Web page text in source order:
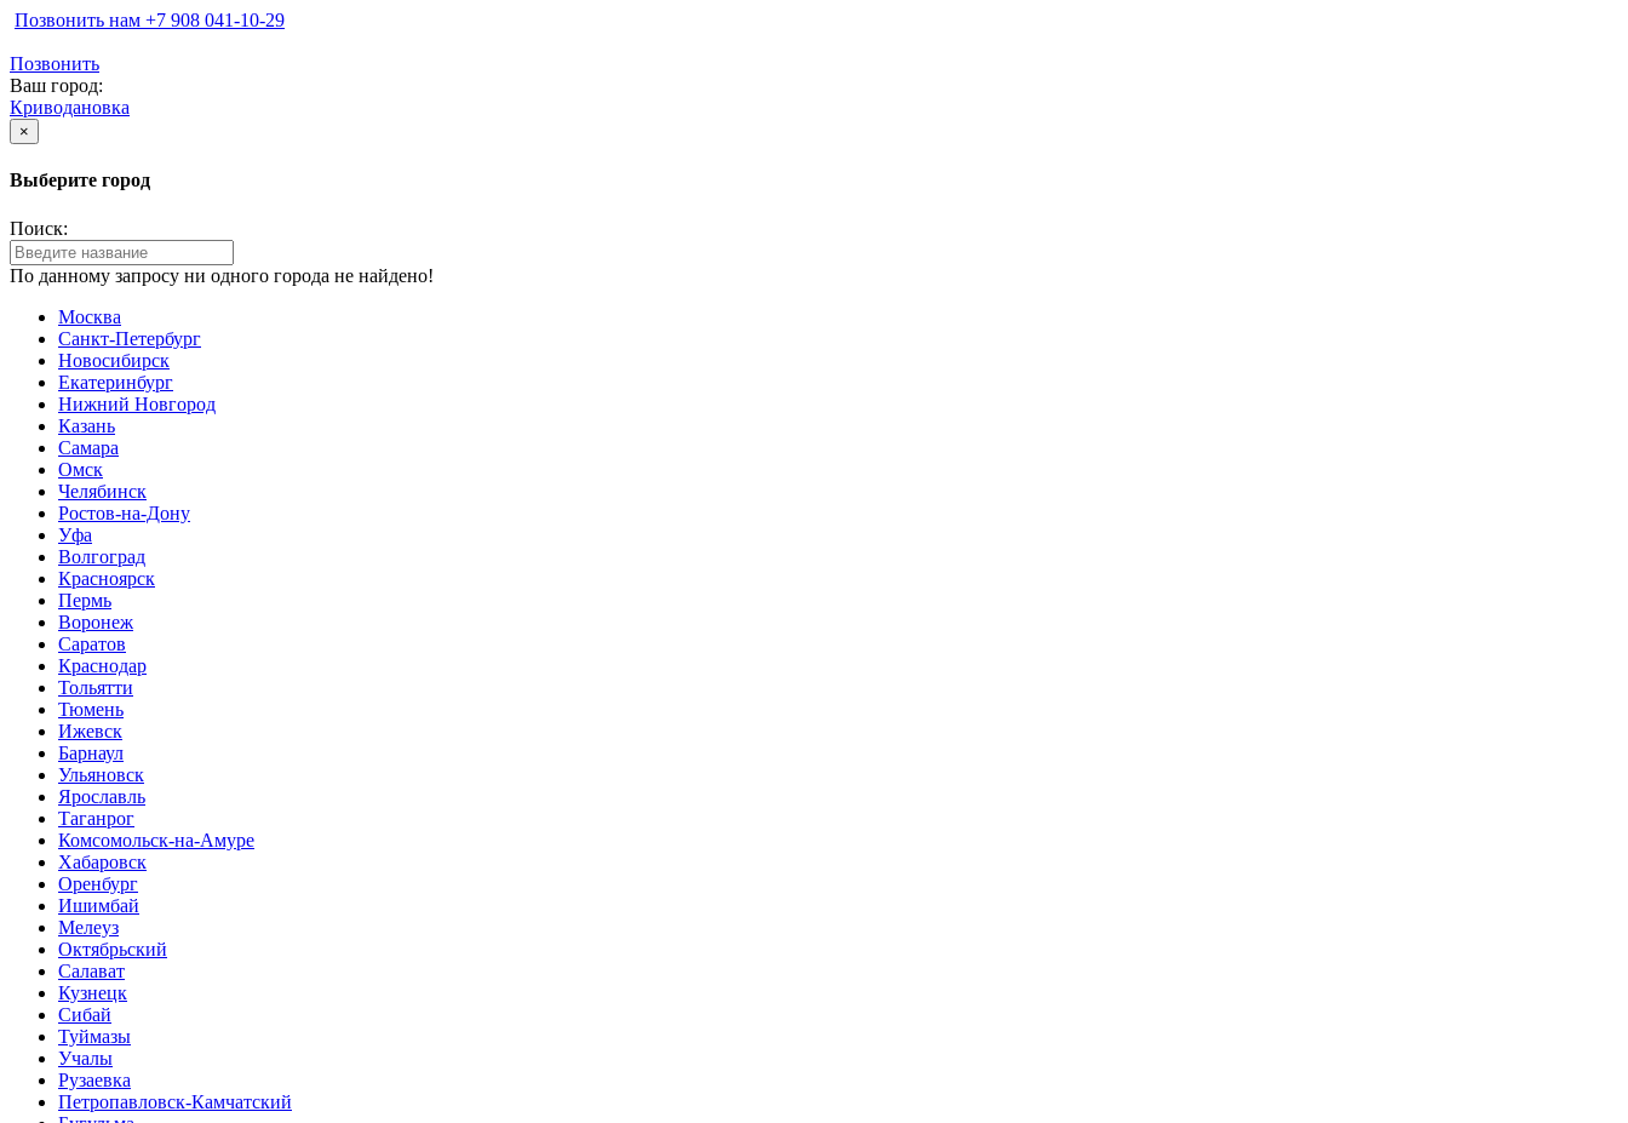
Позвонить нам ‪+7 908 041-10-29
Позвонить
Ваш город:
Криводановка
×
Выберите город
Поиск:
По данному запросу ни одного города не найдено!
Москва
Санкт-Петербург
Новосибирск
Екатеринбург
Нижний Новгород
Казань
Самара
Омск
Челябинск
Ростов-на-Дону
Уфа
Волгоград
Красноярск
Пермь
Воронеж
Саратов
Краснодар
Тольятти
Тюмень
Ижевск
Барнаул
Ульяновск
Ярославль
Таганрог
Комсомольск-на-Амуре
Хабаровск
Оренбург
Ишимбай
Мелеуз
Октябрьский
Салават
Кузнецк
Сибай
Туймазы
Учалы
Рузаевка
Петропавловск-Камчатский